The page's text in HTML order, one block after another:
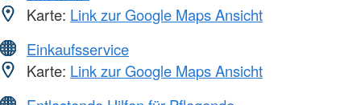
Karte: Link zur Google Maps Ansicht
Einkaufsservice
Karte: Link zur Google Maps Ansicht